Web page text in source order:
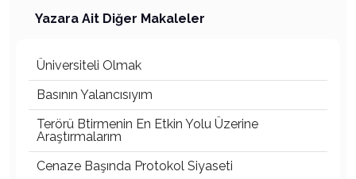
Yazara Ait Diğer Makaleler
Üniversiteli Olmak
Basının Yalancısıyım
Terörü Btirmenin En Etkin Yolu Üzerine
Araştırmalarım
Cenaze Başında Protokol Siyaseti